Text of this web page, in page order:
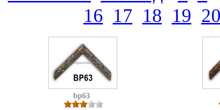
16 17 18 19
bp63